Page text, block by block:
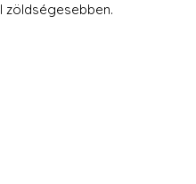
zöldségesebben.